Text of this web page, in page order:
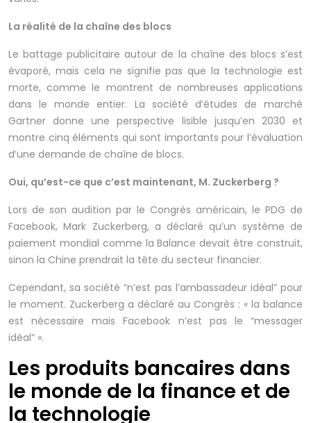
La réalité de la chaîne des blocs
Le battage publicitaire autour de la chaîne des blocs s’est
évaporé, mais cela ne signifie pas que la technologie est
morte, comme le montrent de nombreuses applications
dans le monde entier. La société d’études de marché
Gartner donne une perspective lisible jusqu’en 2030 et
montre cinq éléments qui sont importants pour l’évaluation
d’une demande de chaîne de blocs.
Oui, qu’est-ce que c’est maintenant, M. Zuckerberg ?
Lors de son audition par le Congrès américain, le PDG de
Facebook, Mark Zuckerberg, a déclaré qu’un système de
paiement mondial comme la Balance devait être construit,
sinon la Chine prendrait la tête du secteur financier.
Cependant, sa société “n’est pas l’ambassadeur idéal” pour
le moment. Zuckerberg a déclaré au Congrès : « la balance
est nécessaire mais Facebook n’est pas le “messager
idéal” ».
Les produits bancaires dans
le monde de la finance et de
la technologie